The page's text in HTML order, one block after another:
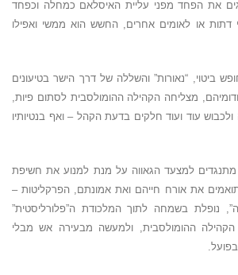
את הפחד מפני עליית האיסלאם כמחלה וכפחד
דתות או לאומים אחרים, החשש הוא ממשי ואפילו
ביטוי, “נאורות” והשללה של דרך הישר בטיעונים
ודומיהם, מצליחה הקהילה ההומולסבית לסתום פיות,
עוד ועוד חלקים בדעת הקהל – ואף בנטיותיו
מתנגדים למצעד הגאווה על מנת למנוע את חשיפת
את אורח חייהם ואת אמונתם, הפרקליטות –
נופלת בשמחה לתוך המלכודת ה”פלורליסטית”
ההומולסבית, ולמעשה מבעירה אש מבלי